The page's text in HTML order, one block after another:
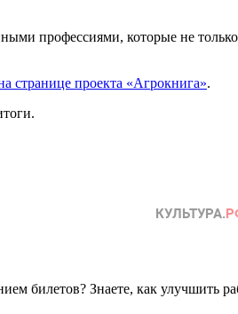
профессиями, которые не
странице проекта «Агрокнига».
билетов? Знаете, как улучшить